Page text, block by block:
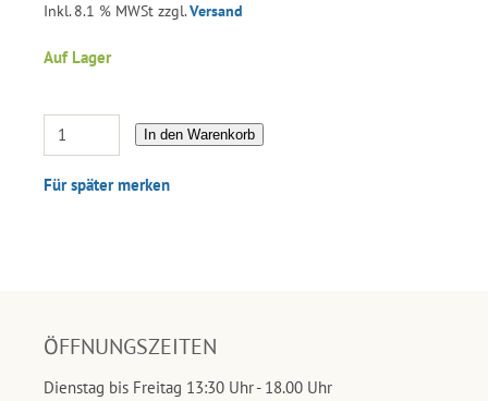
Inkl. 8.1 % MWSt zzgl.Versand
Auf Lager
In den Warenkorb
Für später merken
ÖFFNUNGSZEITEN
Dienstag bis Freitag 13:30 Uhr - 18.00 Uhr